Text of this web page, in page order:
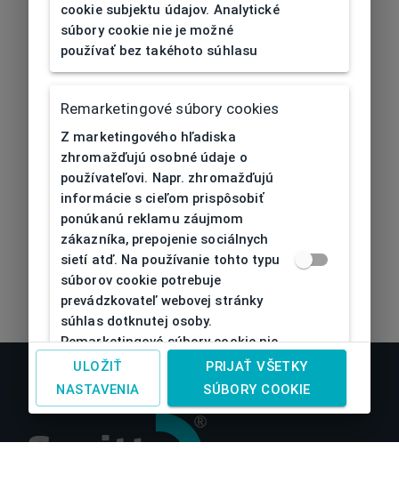
cookie subjektu údajov. Analytické
súbory cookie nie je možné
používať bez takéhoto súhlasu
Remarketingové súbory cookies
Z marketingového hľadiska
zhromažďujú osobné údaje o
používateľovi. Napr. zhromažďujú
informácie s cieľom prispôsobiť
ponúkanú reklamu záujmom
zákazníka, prepojenie sociálnych
sietí atď. Na používanie tohto typu
súborov cookie potrebuje
prevádzkovateľ webovej stránky
súhlas dotknutej osoby.
Remarketingové súbory cookie nie
je možné bez takéhoto súhlasu
používať
ULOŽIŤ
NASTAVENIA
PRIJAŤ VŠETKY
SÚBORY COOKIE